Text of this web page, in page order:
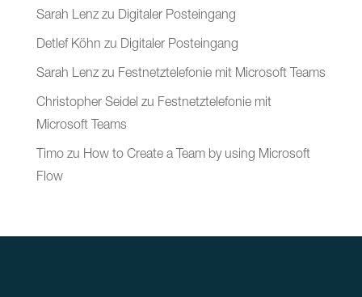
Sarah Lenzzu Digitaler Posteingang
Detlef Köhn zu Digitaler Posteingang
Sarah Lenzzu Festnetztelefonie mit Microsoft Teams
Christopher Seidel zu Festnetztelefonie mit
Microsoft Teams
Timozu How to Create a Team by using Microsoft
Flow